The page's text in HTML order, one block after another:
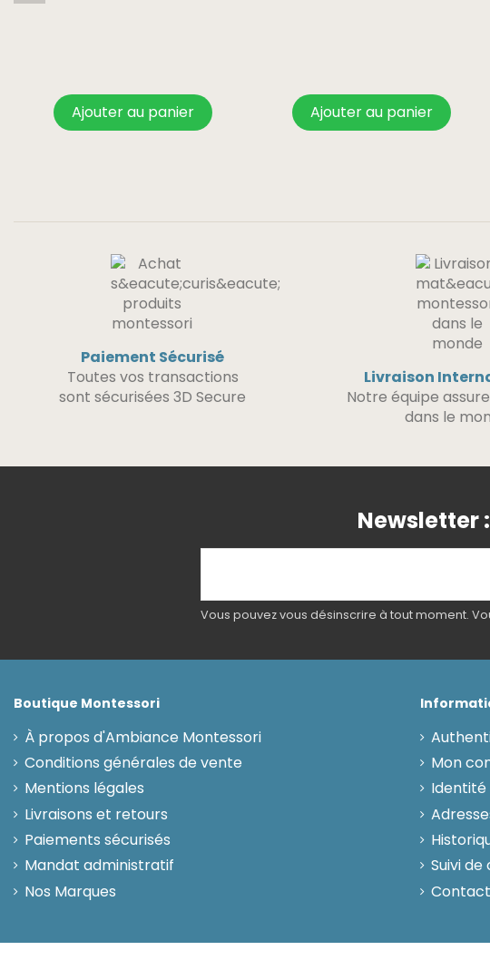
Ajouter au panier Ajouter au panier
Paiement Sécurisé
Toutes vos transactions
sont sécurisées 3D Secure
Livraison
Notre équipe
dans le
Newsletter
Vous pouvez vous désinscrire à tout moment.
Boutique Montessori
À propos d'Ambiance Montessori
Conditions générales de vente
Mentions légales
Livraisons et retours
Paiements sécurisés
Mandat administratif
Nos Marques
Mon
Identité
Suivi